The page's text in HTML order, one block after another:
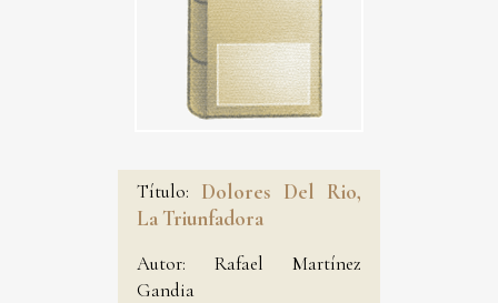
Título: Dolores Del Rio,
La Triunfadora
Autor: Rafael Martínez
Gandia